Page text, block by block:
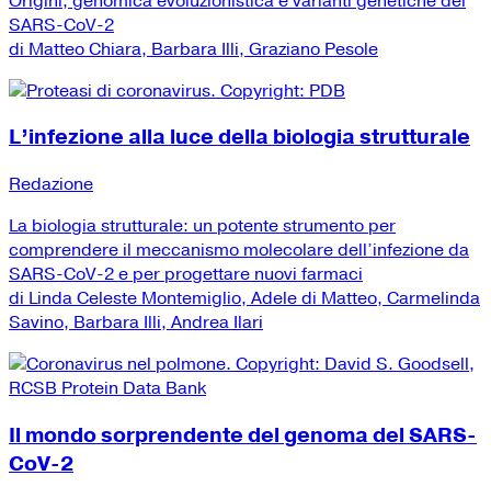
SARS-CoV-2
di Matteo Chiara, Barbara Illi, Graziano Pesole
L’infezione alla luce della biologia strutturale
Redazione
La biologia strutturale: un potente strumento per
comprendere il meccanismo molecolare dell’infezione da
SARS-CoV-2 e per progettare nuovi farmaci
di Linda Celeste Montemiglio, Adele di Matteo, Carmelinda
Savino, Barbara Illi, Andrea Ilari
Il mondo sorprendente del genoma del SARS-
CoV-2